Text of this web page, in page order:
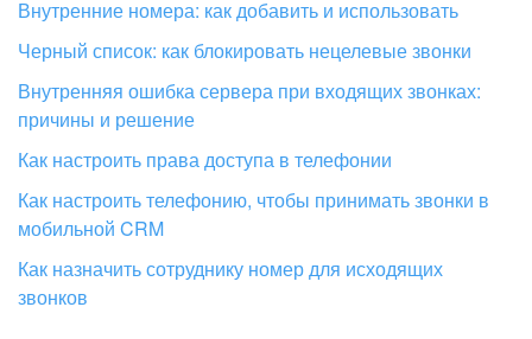
Внутренние номера: как добавить и использовать
Черный список: как блокировать нецелевые звонки
Внутренняя ошибка сервера при входящих звонках:
причины и решение
Как настроить права доступа в телефонии
Как настроить телефонию, чтобы принимать звонки в
мобильной CRM
Как назначить сотруднику номер для исходящих
звонков